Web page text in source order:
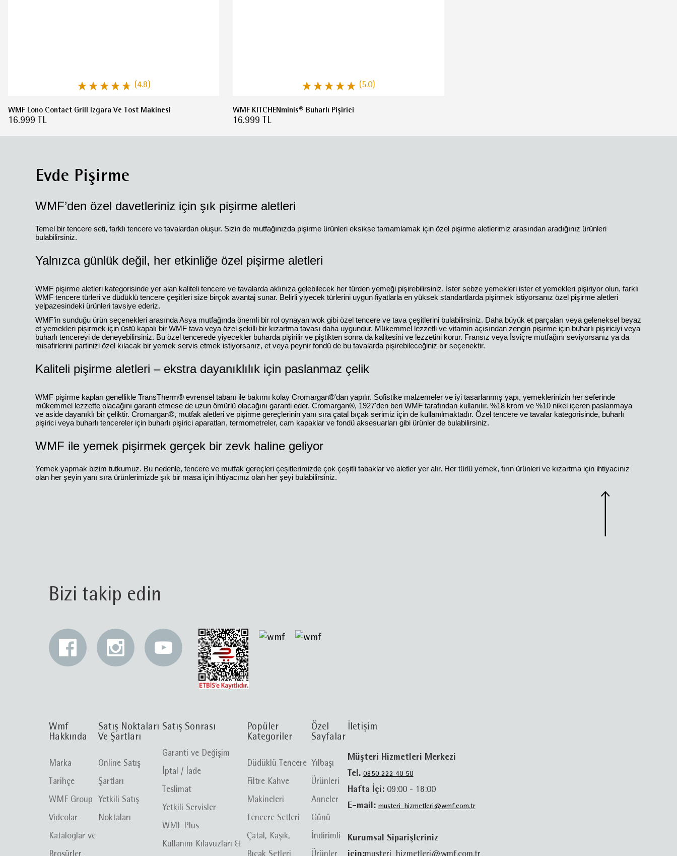
(4.8)
WMF Lono Contact Grill Izgara Ve Tost Makinesi
16.999 TL
(5.0)
WMF KITCHENminis® Buharlı Pişirici
16.999 TL
Evde Pişirme
WMF’den özel davetleriniz için şık pişirme aletleri
Temel bir tencere seti, farklı tencere ve tavalardan oluşur. Sizin de mutfağınızda pişirme ürünleri eksikse tamamlamak için özel pişirme aletlerimiz arasından aradığınız ürünleri
bulabilirsiniz.
Yalnızca günlük değil, her etkinliğe özel pişirme aletleri
WMF pişirme aletleri kategorisinde yer alan kaliteli tencere ve tavalarda aklınıza gelebilecek her türden yemeği pişirebilirsiniz. İster sebze yemekleri ister et yemekleri pişiriyor olun, farklı
WMF tencere türleri ve düdüklü tencere çeşitleri size birçok avantaj sunar. Belirli yiyecek türlerini uygun fiyatlarla en yüksek standartlarda pişirmek istiyorsanız özel pişirme aletleri
yelpazesindeki ürünleri tavsiye ederiz.
WMF’in sunduğu ürün seçenekleri arasında Asya mutfağında önemli bir rol oynayan wok gibi özel tencere ve tava çeşitlerini bulabilirsiniz. Daha büyük et parçaları veya geleneksel beyaz
et yemekleri pişirmek için üstü kapalı bir WMF tava veya özel şekilli bir kızartma tavası daha uygundur. Mükemmel lezzetli ve vitamin açısından zengin pişirme için buharlı pişiriciyi veya
buharlı tencereyi de deneyebilirsiniz. Bu özel tencerede yiyecekler buharda pişirilir ve piştikten sonra da kalitesini ve lezzetini korur. Fransız veya İsviçre mutfağını seviyorsanız ya da
misafirlerini partinizi özel kılacak bir yemek servis etmek istiyorsanız, et veya peynir fondü de bu tavalarda pişirebileceğiniz bir seçenektir.
Kaliteli pişirme aletleri – ekstra dayanıklılık için paslanmaz çelik
WMF pişirme kapları genellikle TransTherm® evrensel tabanı ile bakımı kolay Cromargan®'dan yapılır. Sofistike malzemeler ve iyi tasarlanmış yapı, yemeklerinizin her seferinde
mükemmel lezzette olacağını garanti etmese de uzun ömürlü olacağını garanti eder. Cromargan®, 1927'den beri WMF tarafından kullanılır. %18 krom ve %10 nikel içeren paslanmaya
ve aside dayanıklı bir çeliktir. Cromargan®, mutfak aletleri ve pişirme gereçlerinin yanı sıra çatal bıçak serimiz için de kullanılmaktadır. Özel tencere ve tavalar kategorisinde, buharlı
pişirici veya buharlı tencereler için buharlı pişirici aparatları, termometreler, cam kapaklar ve fondü aksesuarları gibi ürünler de bulabilirsiniz.
WMF ile yemek pişirmek gerçek bir zevk haline geliyor
Yemek yapmak bizim tutkumuz. Bu nedenle, tencere ve mutfak gereçleri çeşitlerimizde çok çeşitli tabaklar ve aletler yer alır. Her türlü yemek, fırın ürünleri ve kızartma için ihtiyacınız
olan her şeyin yanı sıra ürünlerimizde şık bir masa için ihtiyacınız olan her şeyi bulabilirsiniz.
Bizi takip edin
Wmf
Hakkında
Marka
Tarihçe
WMF Group
Videolar
Kataloglar ve
Satış Noktaları
Ve Şartları
Online Satış
Şartları
Yetkili Satış
Noktaları
Satış Sonrası
Garanti ve Değişim
İptal / İade
Teslimat
Yetkili Servisler
WMF Plus
Kullanım Kılavuzları &
Popüler
Kategoriler
Düdüklü Tencere
Filtre Kahve
Makineleri
Tencere Setleri
Çatal, Kaşık,
Özel
Sayfalar
Yılbaşı
Ürünleri
Anneler
Günü
İndirimli
İletişim
Müşteri Hizmetleri Merkezi
Tel. 0850 222 40 50
Hafta İçi: 09:00 - 18:00
E-mail: musteri_hizmetleri@wmf.com.tr
Kurumsal Siparişleriniz